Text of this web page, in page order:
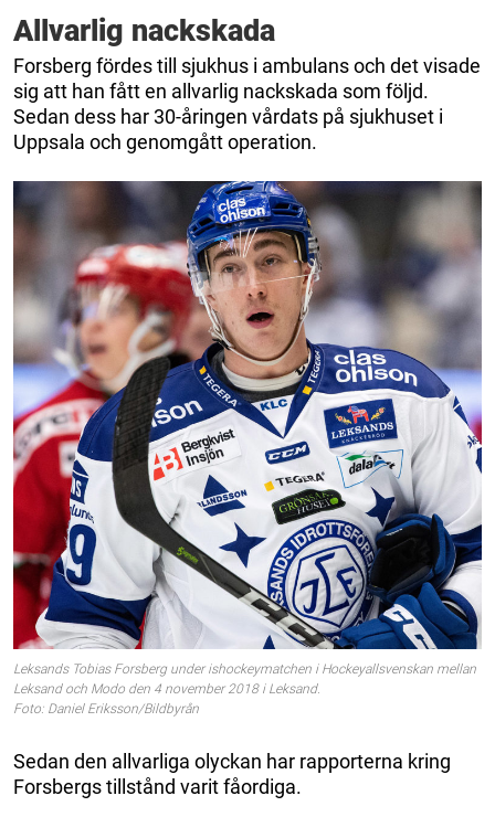
Allvarlig nackskada
Forsberg fördes till sjukhus i ambulans och det visade
sig att han fått en allvarlig nackskada som följd.
Sedan dess har 30-åringen vårdats på sjukhuset i
Uppsala och genomgått operation.
Leksands Tobias Forsberg under ishockeymatchen i Hockeyallsvenskan mellan
Leksand och Modo den 4 november 2018 i Leksand.
Foto: Daniel Eriksson/Bildbyrån
Sedan den allvarliga olyckan har rapporterna kring
Forsbergs tillstånd varit fåordiga.